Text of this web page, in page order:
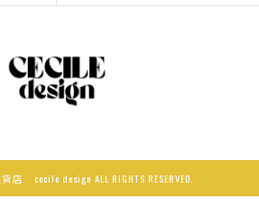
cecile design ALL RIGHTS RESERVED.